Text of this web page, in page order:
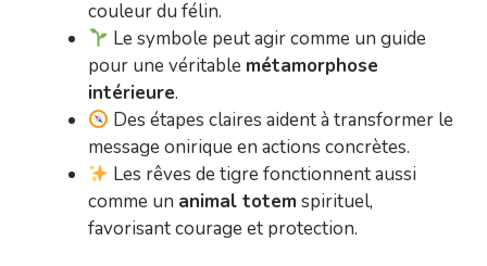
couleur du félin.
Le symbole peut agir comme un guide
pour une véritable métamorphose
intérieure.
Des étapes claires aident à transformer le
message onirique en actions concrètes.
Les rêves de tigre fonctionnent aussi
comme un animal totemspirituel,
favorisant courage et protection.